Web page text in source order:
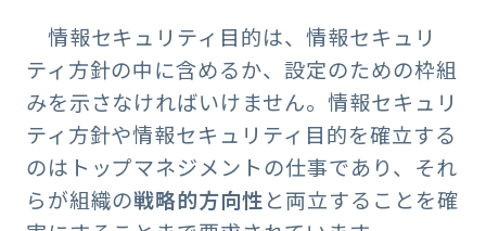
情報セキュリティ目的は、情報セキュリ
ティ方針の中に含めるか、設定のための枠組
みを示さなければいけません。情報セキュリ
ティ方針や情報セキュリティ目的を確立する
のはトップマネジメントの仕事であり、それ
らが組織の戦略的方向性 と両立することを確